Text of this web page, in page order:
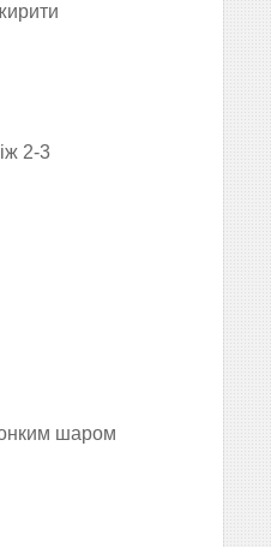
2-3
шаром